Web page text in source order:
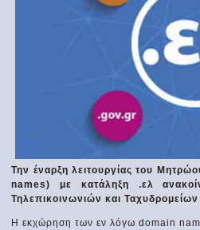
Την έναρξη λειτουργίας του
names) με κατάληξη .ελ
Τηλεπικοινωνιών και
Η εκχώρηση των εν λόγω domain